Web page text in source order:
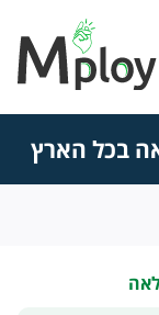
בכל הארץ